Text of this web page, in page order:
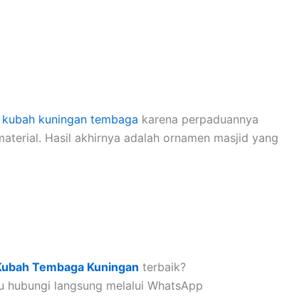
kuningan tembaga karena perpaduannya
Hasil akhirnya adalah ornamen masjid yang
Tembaga Kuningan terbaik?
hubungi langsung melalui WhatsApp